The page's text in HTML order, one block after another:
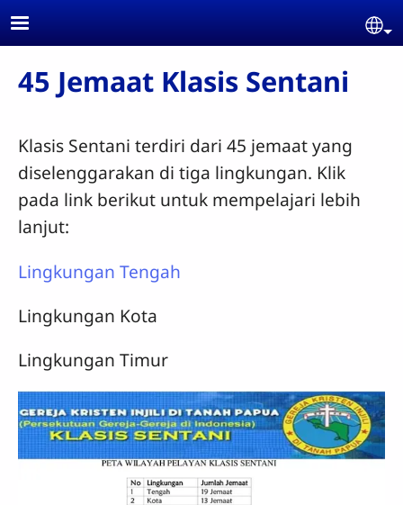
Skip to main content
45 Jemaat Klasis Sentani
Klasis Sentani terdiri dari 45 jemaat yang
diselenggarakan di tiga lingkungan. Klik
pada link berikut untuk mempelajari lebih
lanjut:
Lingkungan Tengah
Lingkungan Kota
Lingkungan Timur